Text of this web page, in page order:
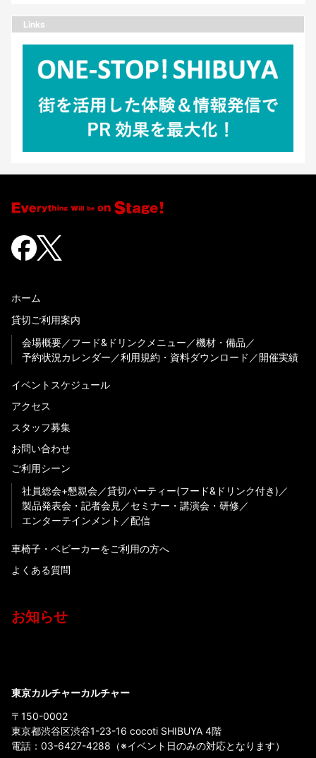
Links
ホーム
貸切ご利用案内
会場概要
フード&ドリンクメニュー
機材・備品
予約状況カレンダー
利用規約・資料ダウンロード 開催実績
イベントスケジュール
アクセス
スタッフ募集
お問い合わせ
ご利用シーン
社員総会+懇親会
貸切パーティー(フード&ドリンク付き)
製品発表会・記者会見
セミナー・講演会・研修
エンターテインメント
配信
車椅子・ベビーカーをご利用の方へ
よくある質問
お知らせ
東京カルチャーカルチャー
〒150-0002
東京都渋谷区渋谷1-23-16 cocoti SHIBUYA 4階
電話： 03-6427-4288 （※イベント日のみの対応となります）